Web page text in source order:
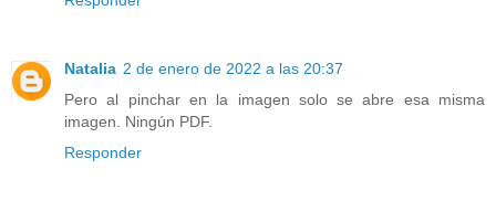
Natalia 2 de enero de 2022 a las 20:37
Pero al pinchar en la imagen solo se abre esa misma
imagen. Ningún PDF.
Responder